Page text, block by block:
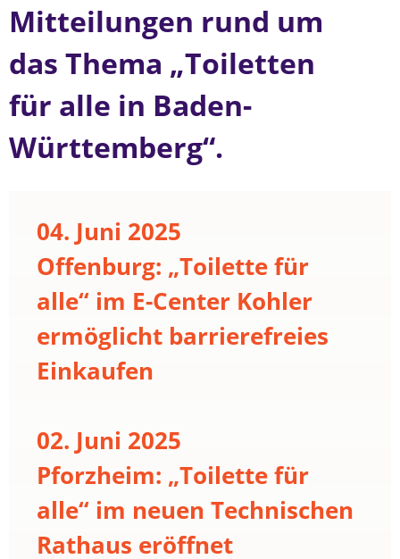
Mitteilungen rund um
das Thema „Toiletten
für alle in Baden-
Württemberg“.
04. Juni 2025
Offenburg: „Toilette für
alle“ im E-Center Kohler
ermöglicht barrierefreies
Einkaufen
02. Juni 2025
Pforzheim: „Toilette für
alle“ im neuen Technischen
Rathaus eröffnet